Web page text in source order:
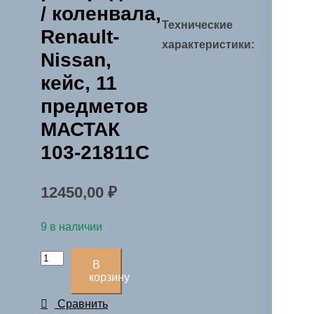
/ коленвала,
Renault-
Nissan,
кейс, 11
предметов
МАСТАК
103-21811C
12450,00 ₽
9 в наличии
Количество
Набор
В
корзину
Сравнить
Технические
характеристики: